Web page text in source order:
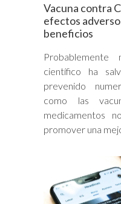
Vacuna contra
efectos
beneficios
Probablemente
científico ha
prevenido
como las
medicamentos
promover una